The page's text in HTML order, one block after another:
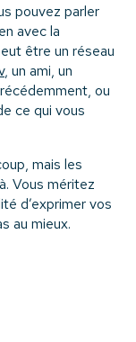
pouvez parler
avec la
être un réseau
, un ami, un
ou
ce qui vous
mais les
Vous méritez
d’exprimer vos
au mieux.